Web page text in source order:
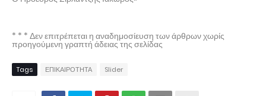
* * * Δεν επιτρέπεται η αναδημοσίευση των άρθρων χωρίς
προηγούμενη γραπτή άδειας της σελίδας
Tags ΕΠΙΚΑΙΡΟΤΗΤΑ Slider